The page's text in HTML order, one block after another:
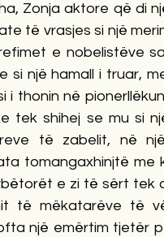
Zonja aktore që di
të vrasjes si një
e nobelistëve
si një hamall i truar,
i thonin në
tek shihej se mu si
të zabelit, në
tomangaxhinjtë
e zi të sërt tek
të mëkatarëve të
një emërtim tjetër